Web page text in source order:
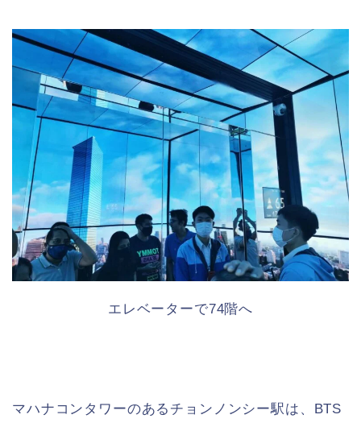
エレベーターで74階へ
マハナコンタワーのあるチョンノンシー駅は、BTS